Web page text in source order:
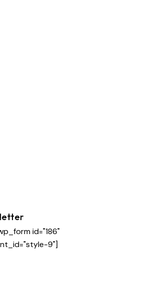
id="186"
9"]